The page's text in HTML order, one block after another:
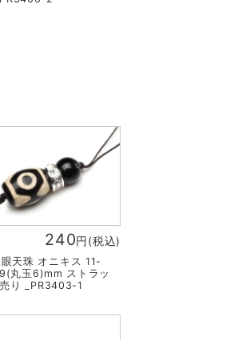
240円(税込)
天珠 オニキス 11-
丸玉6)mm ストラッ
り _PR3403-1